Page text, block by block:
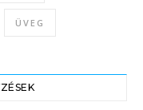
ÜVEG